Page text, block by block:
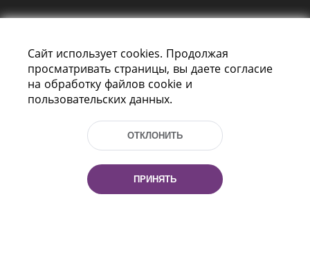
Пр-т Независимости 116
г. Минск, Республика Беларусь, 220114
Тел.: (+375 17) 368 37 37, Факс: (+375 17)
Эл. почта: inbox@nlb.by
Сайт использует cookies. Продолжая
просматривать страницы, вы даете согласие
на обработку файлов cookie и
пользовательских данных.
ОТКЛОНИТЬ
ПРИНЯТЬ